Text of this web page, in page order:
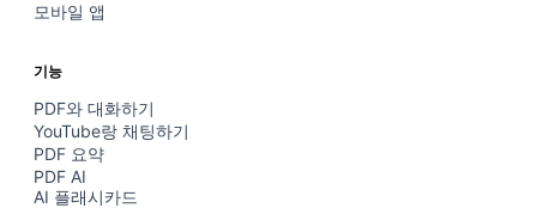
모바일 앱
기능
PDF와 대화하기
YouTube랑 채팅하기
PDF 요약
PDF AI
AI 플래시카드